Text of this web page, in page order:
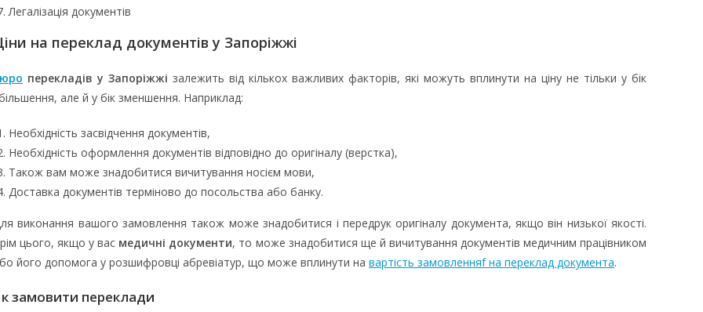
Легалізація документів
на переклад документів у Запоріжжі
перекладів у Запоріжжі залежить від кількох важливих факторів, які можуть вплинути на ціну не тільки у бік
але й у бік зменшення. Наприклад:
Необхідність засвідчення документів,
Необхідність оформлення документів відповідно до оригіналу (верстка),
Також вам може знадобитися вичитування носієм мови,
Доставка документів терміново до посольства або банку.
виконання вашого замовлення також може знадобитися і передрук оригіналу документа, якщо він низької якості.
цього, якщо у вас медичні документи, то може знадобитися ще й вичитування документів медичним працівником
його допомога у розшифровці абревіатур, що може вплинути на вартість замовленняf на переклад документа.
замовити переклади